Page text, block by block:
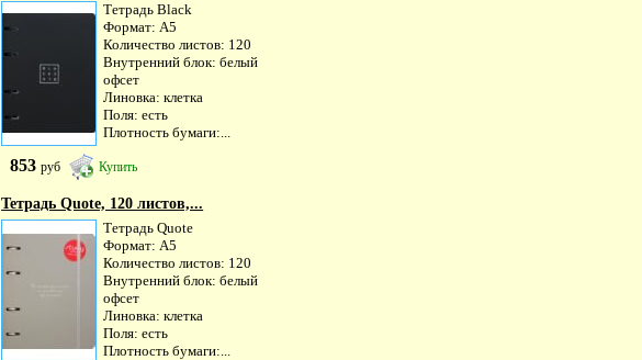
Тетрадь Black
Формат: А5
Количество листов: 120
Внутренний блок: белый
офсет
Линовка: клетка
Поля: есть
Плотность бумаги:...
853руб Купить
Тетрадь Quote, 120 листов,...
Тетрадь Quote
Формат: А5
Количество листов: 120
Внутренний блок: белый
офсет
Линовка: клетка
Поля: есть
Плотность бумаги:...